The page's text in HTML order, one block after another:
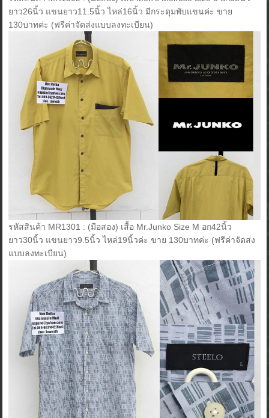
ยาว26นิ้ว แขนยาว11.5นิ้ว ไหล่16นิ้ว มีกระดุมพับแขนค่ะ ขาย
130บาทค่ะ (ฟรีค่าจัดส่งแบบลงทะเบียน)
รหัสสินค้า MR1301 : (มือสอง) เสื้อ Mr.Junko Size M อก42นิ้ว
ยาว30นิ้ว แขนยาว9.5นิ้ว ไหล่19นิ้วค่ะ ขาย 130บาทค่ะ (ฟรีค่าจัดส่ง
แบบลงทะเบียน)